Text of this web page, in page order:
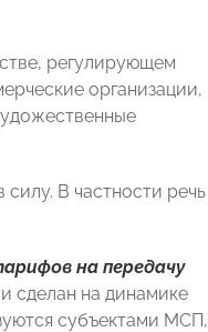
регулирующем
организации,
В частности речь
на передачу
сделан на динамике
субъектами МСП,